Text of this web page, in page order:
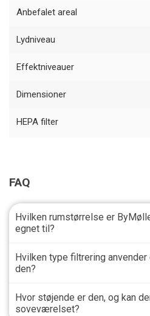
Anbefalet areal
Lydniveau
Effektniveauer
Dimensioner
HEPA filter
FAQ
Hvilken rumstørrelse er
egnet til?
Hvilken type filtrering
den?
Hvor støjende er den, og kan
soveværelset?